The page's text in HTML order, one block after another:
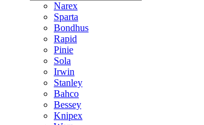
Narex
Sparta
Bondhus
Rapid
Pinie
Sola
Irwin
Stanley
Bahco
Bessey
Knipex